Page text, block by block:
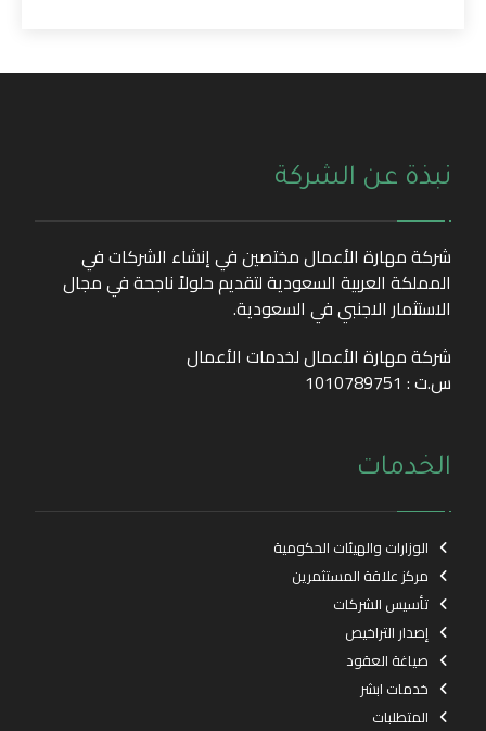
نبذة عن الشركة
شركة مهارة الأعمال مختصين في إنشاء الشركات في
المملكة العربية السعودية لتقديم حلولاً ناجحة في مجال
الاستثمار الاجنبي في السعودية.
شركة مهارة الأعمال لخدمات الأعمال
س.ت : 1010789751
الخدمات
الوزارات والهيئات الحكومية
مركز علاقة المستثمرين
تأسيس الشركات
إصدار التراخيص
صياغة العقود
خدمات ابشر
المتطلبات